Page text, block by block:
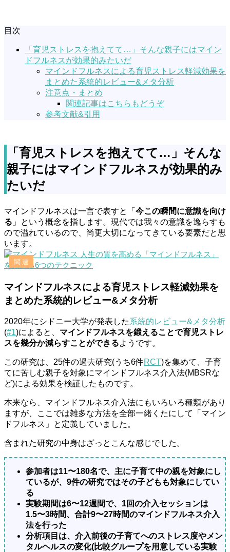
目次
「育児ストレスを抱えてて…」そんな親子にはマイン
ドフルネスが効果的みたいだ
マインドフルネスによる育児ストレス軽減効果を
まとめた系統的レビュー&メタ分析
注意点・まとめ
関連記事はこちらもどうぞ
参考文献&引用
「育児ストレスを抱えてて…」そんな
親子にはマインドフルネスが効果的み
たいだ
マインドフルネスは一言で表すと「 今この瞬間に意識を向け
る 」という概念を指します。現代では我々の意識を逸らすも
ので溢れているので、尚更大切になってきている要素だと思
います。
人生の質を高める「マインドフルネス」
を鍛える6つのテクニック
マインドフルネスによる育児ストレス軽減効果を
まとめた系統的レビュー&メタ分析
2020年にシドニー大学が発表した系統的レビュー&メタ分析
(#1)によると、 マインドフルネスを鍛えることで育児ストレ
スを幾分か減らすことができるようです。
この研究は、25件の過去研究(うち6件RCT)を集めて、子育
てに苦しむ親子を対象にマインドフルネス介入法(MBSRな
ど)による効果を検証したものです。
本来なら、マインドフルネス介入法にもいろいろ種類があり
ますが、ここでは雑多な方法を全部一緒くたにして「マイン
ドフルネス」と定義していました。
含まれた研究の中身はざっとこんな感じでした。
参加者は11〜180名で、主に子育て中の親を対象にし
ているが、9件の研究ではその子どもも対象にしてい
る
実験期間は6〜12週間で、1回の介入セッションは
1.5〜3時間、合計9〜27時間のマインドフルネス介入
法を行った
分析項目は、介入前後の子育てへのストレス度やメン
タルヘルスの変化(比較グループを用意している実験